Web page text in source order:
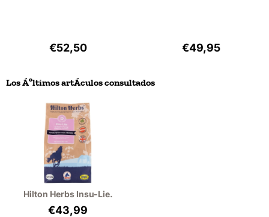
Precio: 52,50, sin IVA: 48,17
€52,50 Precio: 49,95,
€49,95
Los Áºltimos artÁ­culos consultados
Hilton Herbs Insu-Lie.
€43,99